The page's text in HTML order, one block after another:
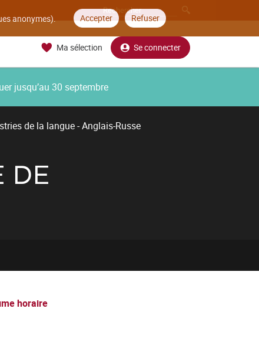
anonymes). Accepter Refuser
Ma sélection Se connecter
jusqu’au 30 septembre
de la langue - Anglais-Russe
DE
horaire